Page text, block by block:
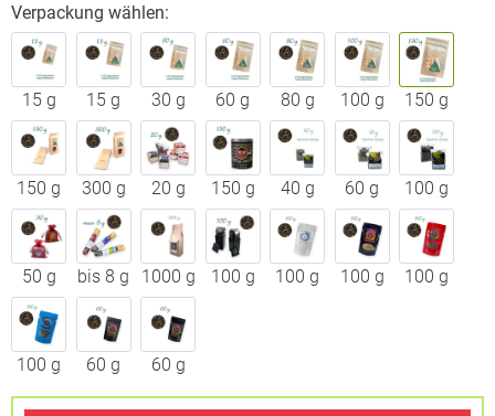
Verpackung wählen:
15 g 15 g 30 g 60 g 80 g 100 g 150 g
150 g 300 g 20 g 150 g 40 g 60 g 100 g
50 g bis 8 g 1000 g 100 g 100 g 100 g 100 g
100 g 60 g 60 g